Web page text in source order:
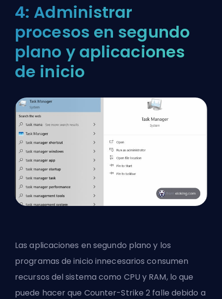
4: Administrar
procesos en segundo
plano y aplicaciones
de inicio
Las aplicaciones en segundo plano y los
programas de inicio innecesarios consumen
recursos del sistema como CPU y RAM, lo que
puede hacer que Counter-Strike 2 falle debido a